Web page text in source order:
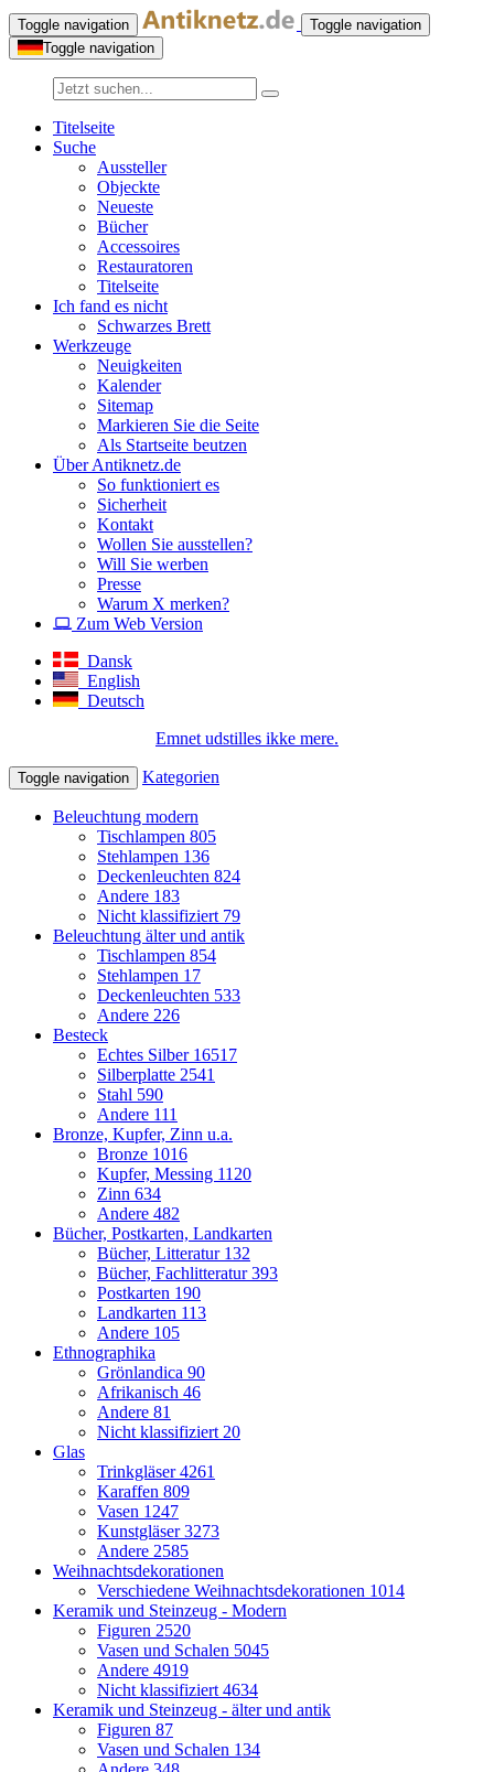
Toggle navigation
Toggle navigation
Toggle navigation
Titelseite
Suche
Aussteller
Objeckte
Neueste
Bücher
Accessoires
Restauratoren
Titelseite
Ich fand es nicht
Schwarzes Brett
Werkzeuge
Neuigkeiten
Kalender
Sitemap
Markieren Sie die Seite
Als Startseite beutzen
Über Antiknetz.de
So funktioniert es
Sicherheit
Kontakt
Wollen Sie ausstellen?
Will Sie werben
Presse
Warum X merken?
Zum Web Version
Dansk
English
Deutsch
Emnet udstilles ikke mere.
Toggle navigation Kategorien
Beleuchtung modern
Tischlampen 805
Stehlampen 136
Deckenleuchten 824
Andere 183
Nicht klassifiziert 79
Beleuchtung älter und antik
Tischlampen 854
Stehlampen 17
Deckenleuchten 533
Andere 226
Besteck
Echtes Silber 16517
Silberplatte 2541
Stahl 590
Andere 111
Bronze, Kupfer, Zinn u.a.
Bronze 1016
Kupfer, Messing 1120
Zinn 634
Andere 482
Bücher, Postkarten, Landkarten
Bücher, Litteratur 132
Bücher, Fachlitteratur393
Postkarten 190
Landkarten 113
Andere 105
Ethnographika
Grönlandica 90
Afrikanisch 46
Andere 81
Nicht klassifiziert 20
Glas
Trinkgläser4261
Karaffen 809
Vasen 1247
Kunstgläser3273
Andere 2585
Weihnachtsdekorationen
Verschiedene Weihnachtsdekorationen 1014
Keramik und Steinzeug - Modern
Figuren 2520
Vasen und Schalen 5045
Andere 4919
Nicht klassifiziert 4634
Keramik und Steinzeug - älter und antik
Figuren 87
Vasen und Schalen 134